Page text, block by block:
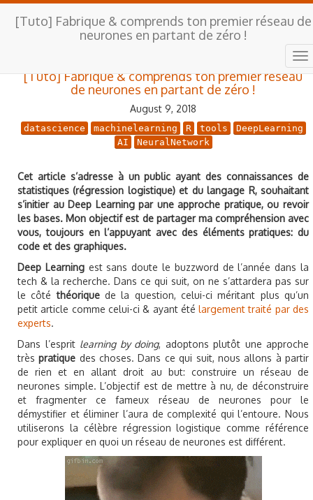
[Tuto] Fabrique & comprends ton premier réseau de
neurones en partant de zéro !
[Tuto] Fabrique & comprends ton premier réseau
de neurones en partant de zéro !
August 9, 2018
datascience machinelearning R tools
DeepLearning
AI
NeuralNetwork
Cet article s’adresse à un public ayant des connaissances de
statistiques (régression logistique) et du langage R, souhaitant
s’initier au Deep Learning par une approche pratique, ou revoir
les bases. Mon objectif est de partager ma compréhension avec
vous, toujours en l’appuyant avec des éléments pratiques: du
code et des graphiques.
Deep Learningest sans doute le buzzword de l’année dans la
tech & la recherche. Dans ce qui suit, on ne s’attardera pas sur
le côtéthéoriquede la question, celui-ci méritant plus qu’un
petit article comme celui-ci & ayant étélargement traité par des
experts.
Dans l’esprit learning by doing, adoptons plutôt une approche
trèspratique des choses. Dans ce qui suit, nous allons à partir
de rien et en allant droit au but: construire un réseau de
neurones simple. L’objectif est de mettre à nu, de déconstruire
et fragmenter ce fameux réseau de neurones pour le
démystifier et éliminer l’aura de complexité qui l’entoure. Nous
utiliserons la célèbre régression logistique comme référence
pour expliquer en quoi un réseau de neurones est différent.